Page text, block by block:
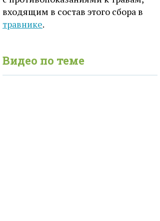
входящим в состав этого сбора в
травнике.
Видео по теме